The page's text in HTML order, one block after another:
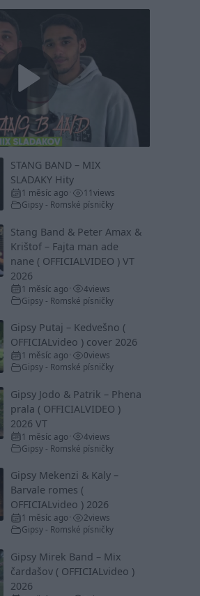
Play
Video
STANG BAND – MIX
SLADAKY Hity
1 měsíc ago 11views
Gipsy - Romské písničky
Stang Band & Peter Amax &
Krištof – Fajta man ade
nane ( OFFICIALVIDEO ) VT
2026
1 měsíc ago 4views
Gipsy - Romské písničky
Gipsy Putaj – Kedvešno (
OFFICIALvideo ) cover 2026
1 měsíc ago 0views
Gipsy - Romské písničky
Gipsy Jodo & Patrik – Phena
prala ( OFFICIALVIDEO )
2026 VT
1 měsíc ago 4views
Gipsy - Romské písničky
Gipsy Mekenzi & Kaly –
Barvale romes (
OFFICIALvideo ) 2026
1 měsíc ago 2views
Gipsy - Romské písničky
Gipsy Mirek Band – Mix
čardašov ( OFFICIALvideo )
2026